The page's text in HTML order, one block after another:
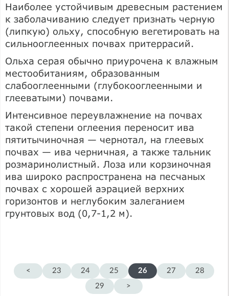
Наиболее устойчивым древесным растением
к заболачиванию следует признать черную
(липкую) ольху, способную вегетировать на
сильнооглеенных почвах притеррасий.
Ольха серая обычно приурочена к влажным
местообитаниям, образованным
слабооглеенными (глубокооглеенными и
глееватыми) почвами.
Интенсивное переувлажнение на почвах
такой степени оглеения переносит ива
пятитычиночная — чернотал, на глеевых
почвах — ива черничная, а также тальник
розмаринолистный. Лоза или корзиночная
ива широко распространена на песчаных
почвах с хорошей аэрацией верхних
горизонтов и неглубоким залеганием
грунтовых вод (0,7-1,2 м).
< 23 24 25 26 27
28
29
>